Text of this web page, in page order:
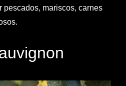
pescados, mariscos, carnes